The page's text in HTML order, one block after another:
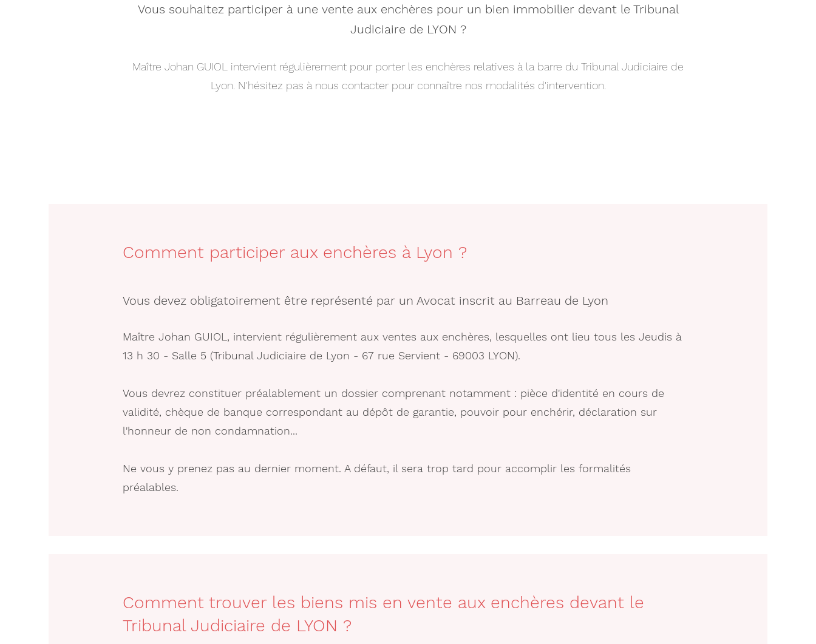
Vous souhaitez participer à une vente aux enchères pour un bien immobilier devant le Tribunal
Judiciaire de LYON ?
Maître Johan GUIOL intervient régulièrement pour porter les enchères relatives à la barre du Tribunal Judiciaire de
Lyon. N'hésitez pas à nous contacter pour connaître nos modalités d'intervention.
Comment participer aux enchères à Lyon ?
Vous devez obligatoirement être représenté par un Avocat inscrit au Barreau de Lyon
Maître Johan GUIOL, intervient régulièrement aux ventes aux enchères, lesquelles ont lieu tous les Jeudis à
13 h 30 - Salle 5 (Tribunal Judiciaire de Lyon - 67 rue Servient - 69003 LYON).
Vous devrez constituer préalablement un dossier comprenant notamment : pièce d'identité en cours de
validité, chèque de banque correspondant au dépôt de garantie, pouvoir pour enchérir, déclaration sur
l'honneur de non condamnation...
Ne vous y prenez pas au dernier moment. A défaut, il sera trop tard pour accomplir les formalités
préalables.
Comment trouver les biens mis en vente aux enchères devant le
Tribunal Judiciaire de LYON ?